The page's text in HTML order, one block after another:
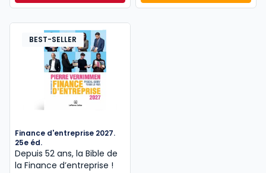
BEST-SELLER
Finance d'entreprise 2027.
25e éd.
Depuis 52 ans, la Bible de
la Finance d’entreprise​ !